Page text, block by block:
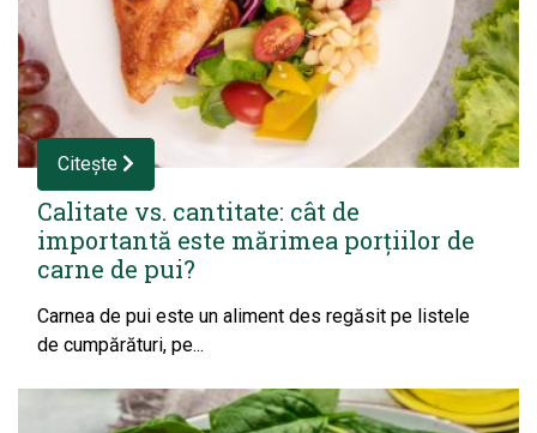
Citește
Calitate vs. cantitate: cât de
importantă este mărimea porțiilor de
carne de pui?
Carnea de pui este un aliment des regăsit pe listele
de cumpărături, pe...